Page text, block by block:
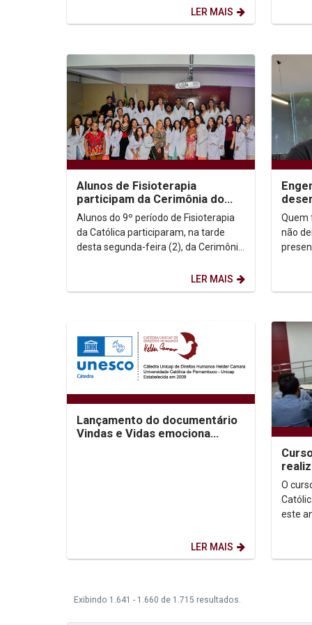
LER MAIS
Alunos de Fisioterapia
participam da Cerimônia do
Jaleco
Alunos do 9º período de Fisioterapia
da Católica participaram, na tarde
desta segunda-feira (2), da Cerimônia
LER MAIS
Quem
não
Lançamento do documentário
Vindas e Vidas emociona
LER MAIS
O
este
Exibindo 1.641 - 1.660 de 1.715 resultados.